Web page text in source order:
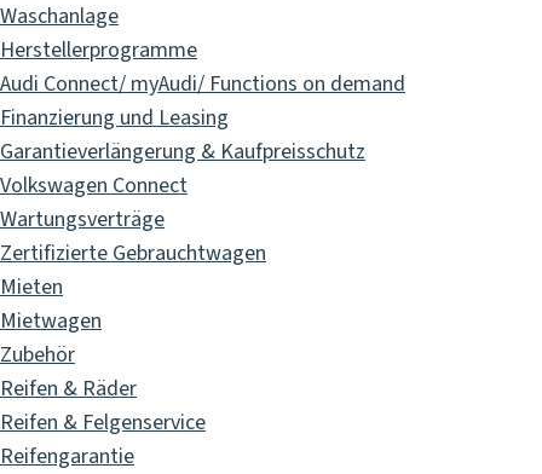
Waschanlage
Herstellerprogramme
Audi Connect/ myAudi/ Functions on demand
Finanzierung und Leasing
Garantieverlängerung & Kaufpreisschutz
Volkswagen Connect
Wartungsverträge
Zertifizierte Gebrauchtwagen
Mieten
Mietwagen
Zubehör
Reifen & Räder
Reifen & Felgenservice
Reifengarantie